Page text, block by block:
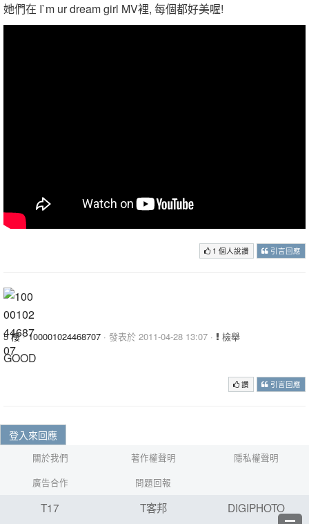
她們在 I`m ur dream girl MV裡, 每個都好美喔!
1 個人說讚 引言回應
5 樓·100001024468707 · 發表於 2011-04-28 13:07 · 檢舉
GOOD
讚 引言回應
登入來回應
關於我們 著作權聲明
隱私權聲明
廣告合作
問題回報
T17 T客邦 DIGIPHOTO